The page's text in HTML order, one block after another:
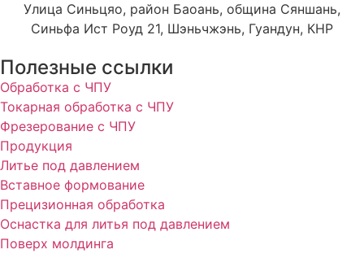
Улица Синьцяо, район Баоань, община Сяншань,
Синьфа Ист Роуд 21, Шэньчжэнь, Гуандун, КНР
Полезные ссылки
Обработка с ЧПУ
Токарная обработка с ЧПУ
Фрезерование с ЧПУ
Продукция
Литье под давлением
Вставное формование
Прецизионная обработка
Оснастка для литья под давлением
Поверх молдинга